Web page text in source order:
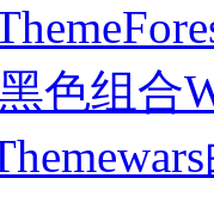
色组合